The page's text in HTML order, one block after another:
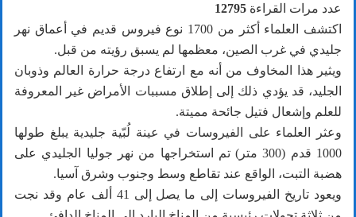
عدد مرات القراءة 12795
اكتشف العلماء أكثر من 1700 نوع فيروس قديم في أعماق نهر
جليدي في غرب الصين، معظمها لم يسبق رؤيته من قبل.
ويثير هذا المخاوف من أنه مع ارتفاع درجة حرارة العالم وذوبان
الجليد، قد يؤدي ذلك إلى إطلاق مسببات الأمراض غير المعروفة
للعلم وإشعال فتيل جائحة مميتة.
وعثر العلماء على الفيروسات في عينة لُبّية جليدية يبلغ طولها
1000 قدم (300 متر) تم استخراجها من نهر جوليا الجليدي على
هضبة التبت، الواقع عند تقاطع وسط وجنوب وشرق آسيا.
ويعود تاريخ الفيروسات إلى ما يصل إلى 41 ألف عام وقد نجت